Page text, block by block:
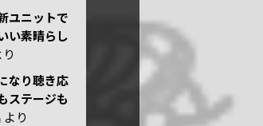
ユニットで
い素晴らし
なり聴き応
ステージも
より